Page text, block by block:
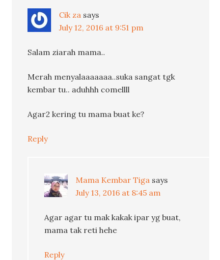
Cik za says
July 12, 2016 at 9:51 pm
Salam ziarah mama..
Merah menyalaaaaaaa..suka sangat tgk
kembar tu.. aduhhh comellll
Agar2 kering tu mama buat ke?
Reply
Mama Kembar Tiga says
July 13, 2016 at 8:45 am
Agar agar tu mak kakak ipar yg buat,
mama tak reti hehe
Reply